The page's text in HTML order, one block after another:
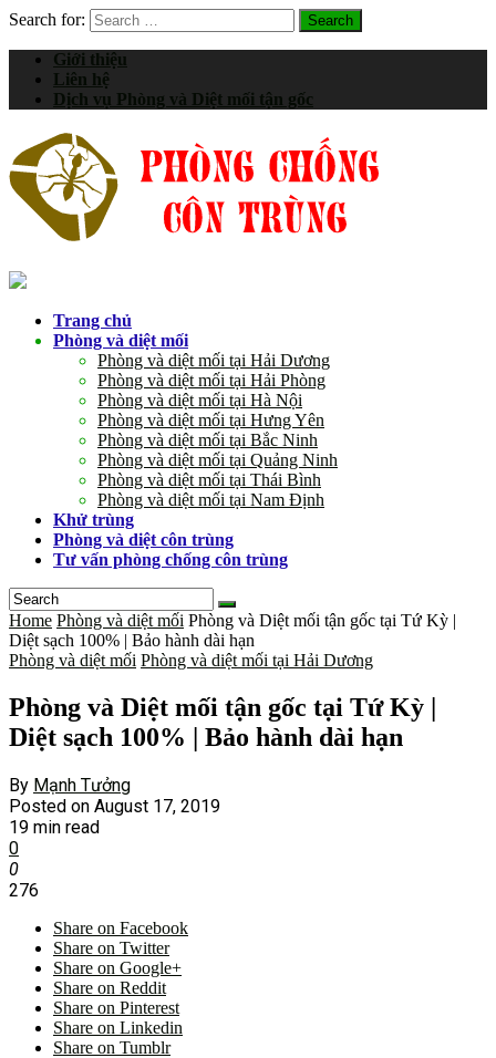
Search for:
Giới thiệu
Liên hệ
Dịch vụ Phòng và Diệt mối tận gốc
Trang chủ
Phòng và diệt mối
Phòng và diệt mối tại Hải Dương
Phòng và diệt mối tại Hải Phòng
Phòng và diệt mối tại Hà Nội
Phòng và diệt mối tại Hưng Yên
Phòng và diệt mối tại Bắc Ninh
Phòng và diệt mối tại Quảng Ninh
Phòng và diệt mối tại Thái Bình
Phòng và diệt mối tại Nam Định
Khử trùng
Phòng và diệt côn trùng
Tư vấn phòng chống côn trùng
Home Phòng và diệt mối Phòng và Diệt mối tận gốc tại Tứ Kỳ |
Diệt sạch 100% | Bảo hành dài hạn
Phòng và diệt mối Phòng và diệt mối tại Hải Dương
Phòng và Diệt mối tận gốc tại Tứ Kỳ |
Diệt sạch 100% | Bảo hành dài hạn
By Mạnh Tưởng
Posted on August 17, 2019
19 min read
0
0
276
Share on Facebook
Share on Twitter
Share on Google+
Share on Reddit
Share on Pinterest
Share on Linkedin
Share on Tumblr